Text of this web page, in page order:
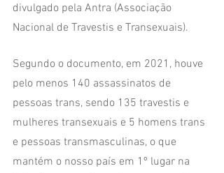
divulgado pela Antra (Associação
Nacional de Travestis e Transexuais).
Segundo o documento, em 2021, houve
pelo menos 140 assassinatos de
pessoas trans, sendo 135 travestis e
mulheres transexuais e 5 homens trans
e pessoas transmasculinas, o que
mantém o nosso país em 1º lugar na